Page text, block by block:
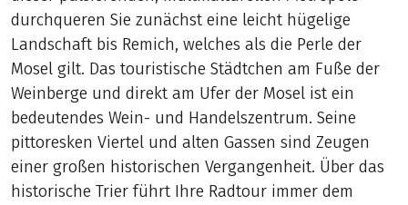
durchqueren Sie zunächst eine leicht hügelige
Landschaft bis Remich, welches als die Perle der
Mosel gilt. Das touristische Städtchen am Fuße der
Weinberge und direkt am Ufer der Mosel ist ein
bedeutendes Wein- und Handelszentrum. Seine
pittoresken Viertel und alten Gassen sind Zeugen
einer großen historischen Vergangenheit. Über das
historische Trier führt Ihre Radtour immer dem